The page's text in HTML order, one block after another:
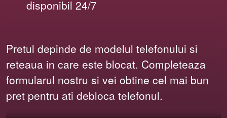
disponibil 24/7
Pretul depinde de modelul telefonului si
reteaua in care este blocat. Completeaza
formularul nostru si vei obtine cel mai bun
pret pentru ati debloca telefonul.